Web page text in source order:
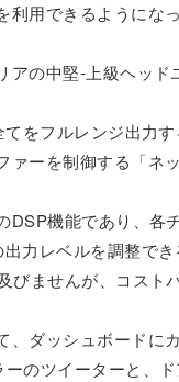
用できるようになっ
アの中堅-上級ヘッ
をフルレンジ出力
ァーを制御する「ネ
DSP機能であり、各
力レベルを調整で
びませんが、コスト
、ダッシュボードに
のツイーターと、